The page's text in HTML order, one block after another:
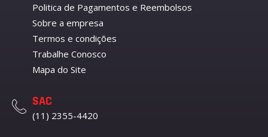
Politica de Pagamentos e Reembolsos
Sobre a empresa
Termos e condições
Trabalhe Conosco
Mapa do Site
SAC
(11) 2355-4420